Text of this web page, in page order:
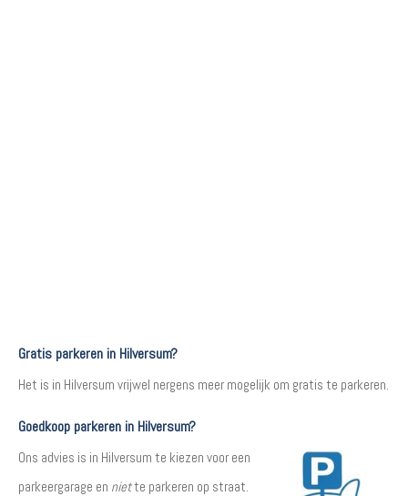
Gratis parkeren in Hilversum?
Het is in Hilversum vrijwel nergens meer mogelijk om gratis te parkeren.
Goedkoop parkeren in Hilversum?
Ons advies is in Hilversum te kiezen voor een
parkeergarage en niette parkeren op straat.